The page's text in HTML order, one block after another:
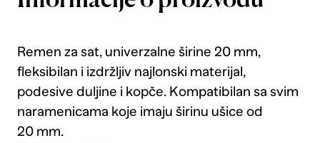
Remen za sat, univerzalne širine 20 mm,
fleksibilan i izdržljiv najlonski materijal,
podesive duljine i kopče. Kompatibilan sa svim
naramenicama koje imaju širinu ušice od
20 mm.